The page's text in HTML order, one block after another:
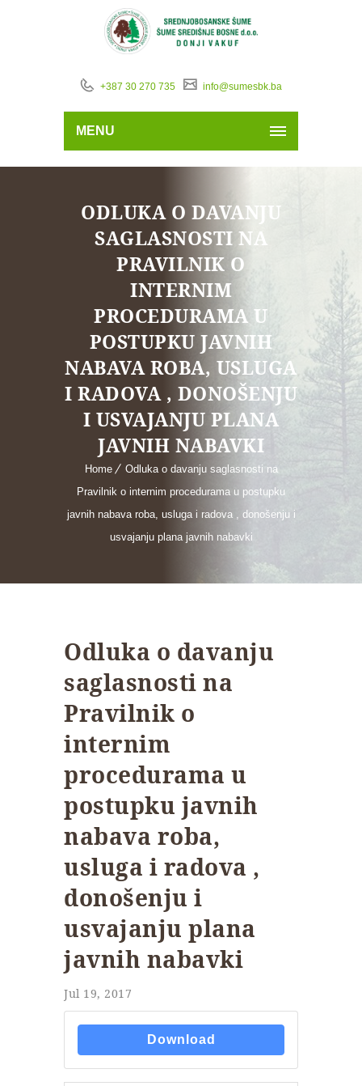
+387 30 270 735 info@sumesbk.ba
MENU
ODLUKA O DAVANJU
SAGLASNOSTI NA
PRAVILNIK O
INTERNIM
PROCEDURAMA U
POSTUPKU JAVNIH
NABAVA ROBA, USLUGA
I RADOVA , DONOŠENJU
I USVAJANJU PLANA
JAVNIH NABAVKI
Home
Odluka o davanju saglasnosti na
Pravilnik o internim procedurama u postupku
javnih nabava roba, usluga i radova , donošenju i
usvajanju plana javnih nabavki
Odluka o davanju
saglasnosti na
Pravilnik o
internim
procedurama u
postupku javnih
nabava roba,
usluga i radova ,
donošenju i
usvajanju plana
javnih nabavki
Jul 19, 2017
Download